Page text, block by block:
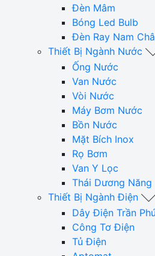
Đèn Mâm
Bóng Led Bulb
Đèn Ray Nam
Thiết Bị Ngành Nước
Ống Nước
Van Nước
Vòi Nước
Máy Bơm Nước
Bồn Nước
Mặt Bích Inox
Rọ Bơm
Van Y Lọc
Thái Dương Năng
Thiết Bị Ngành Điện
Dây Điện Trần Phú
Công Tơ Điện
Tủ Điện